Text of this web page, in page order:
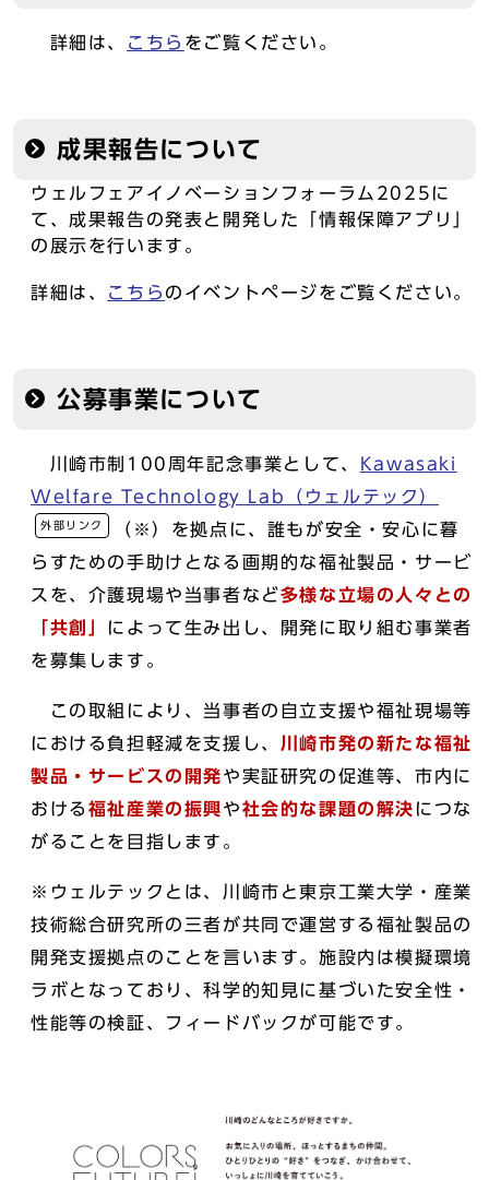
詳細は、 こちら をご覧ください。
成果報告について
ウェルフェアイノベーションフォーラム2025に
て、成果報告の発表と開発した「情報保障アプリ」
の展示を行います。
詳細は、 こちら のイベントページをご覧ください。
公募事業について
川崎市制100周年記念事業として、
Kawasaki
Welfare Technology Lab（ウェルテック）
外部リンク
（※）を拠点に、誰もが安全・安心に暮
らすための手助けとなる画期的な福祉製品・サービ
スを、介護現場や当事者など多様な立場の人々との
「共創」 によって生み出し、開発に取り組む事業者
を募集します。
この取組により、当事者の自立支援や福祉現場等
における負担軽減を支援し、 川崎市発の新たな福祉
製品・サービスの開発や実証研究の促進等、市内に
おける 福祉産業の振興や社会的な課題の解決 につな
がることを目指します。
※ウェルテックとは、川崎市と東京工業大学・産業
技術総合研究所の三者が共同で運営する福祉製品の
開発支援拠点のことを言います。施設内は模擬環境
ラボとなっており、科学的知見に基づいた安全性・
性能等の検証、フィードバックが可能です。